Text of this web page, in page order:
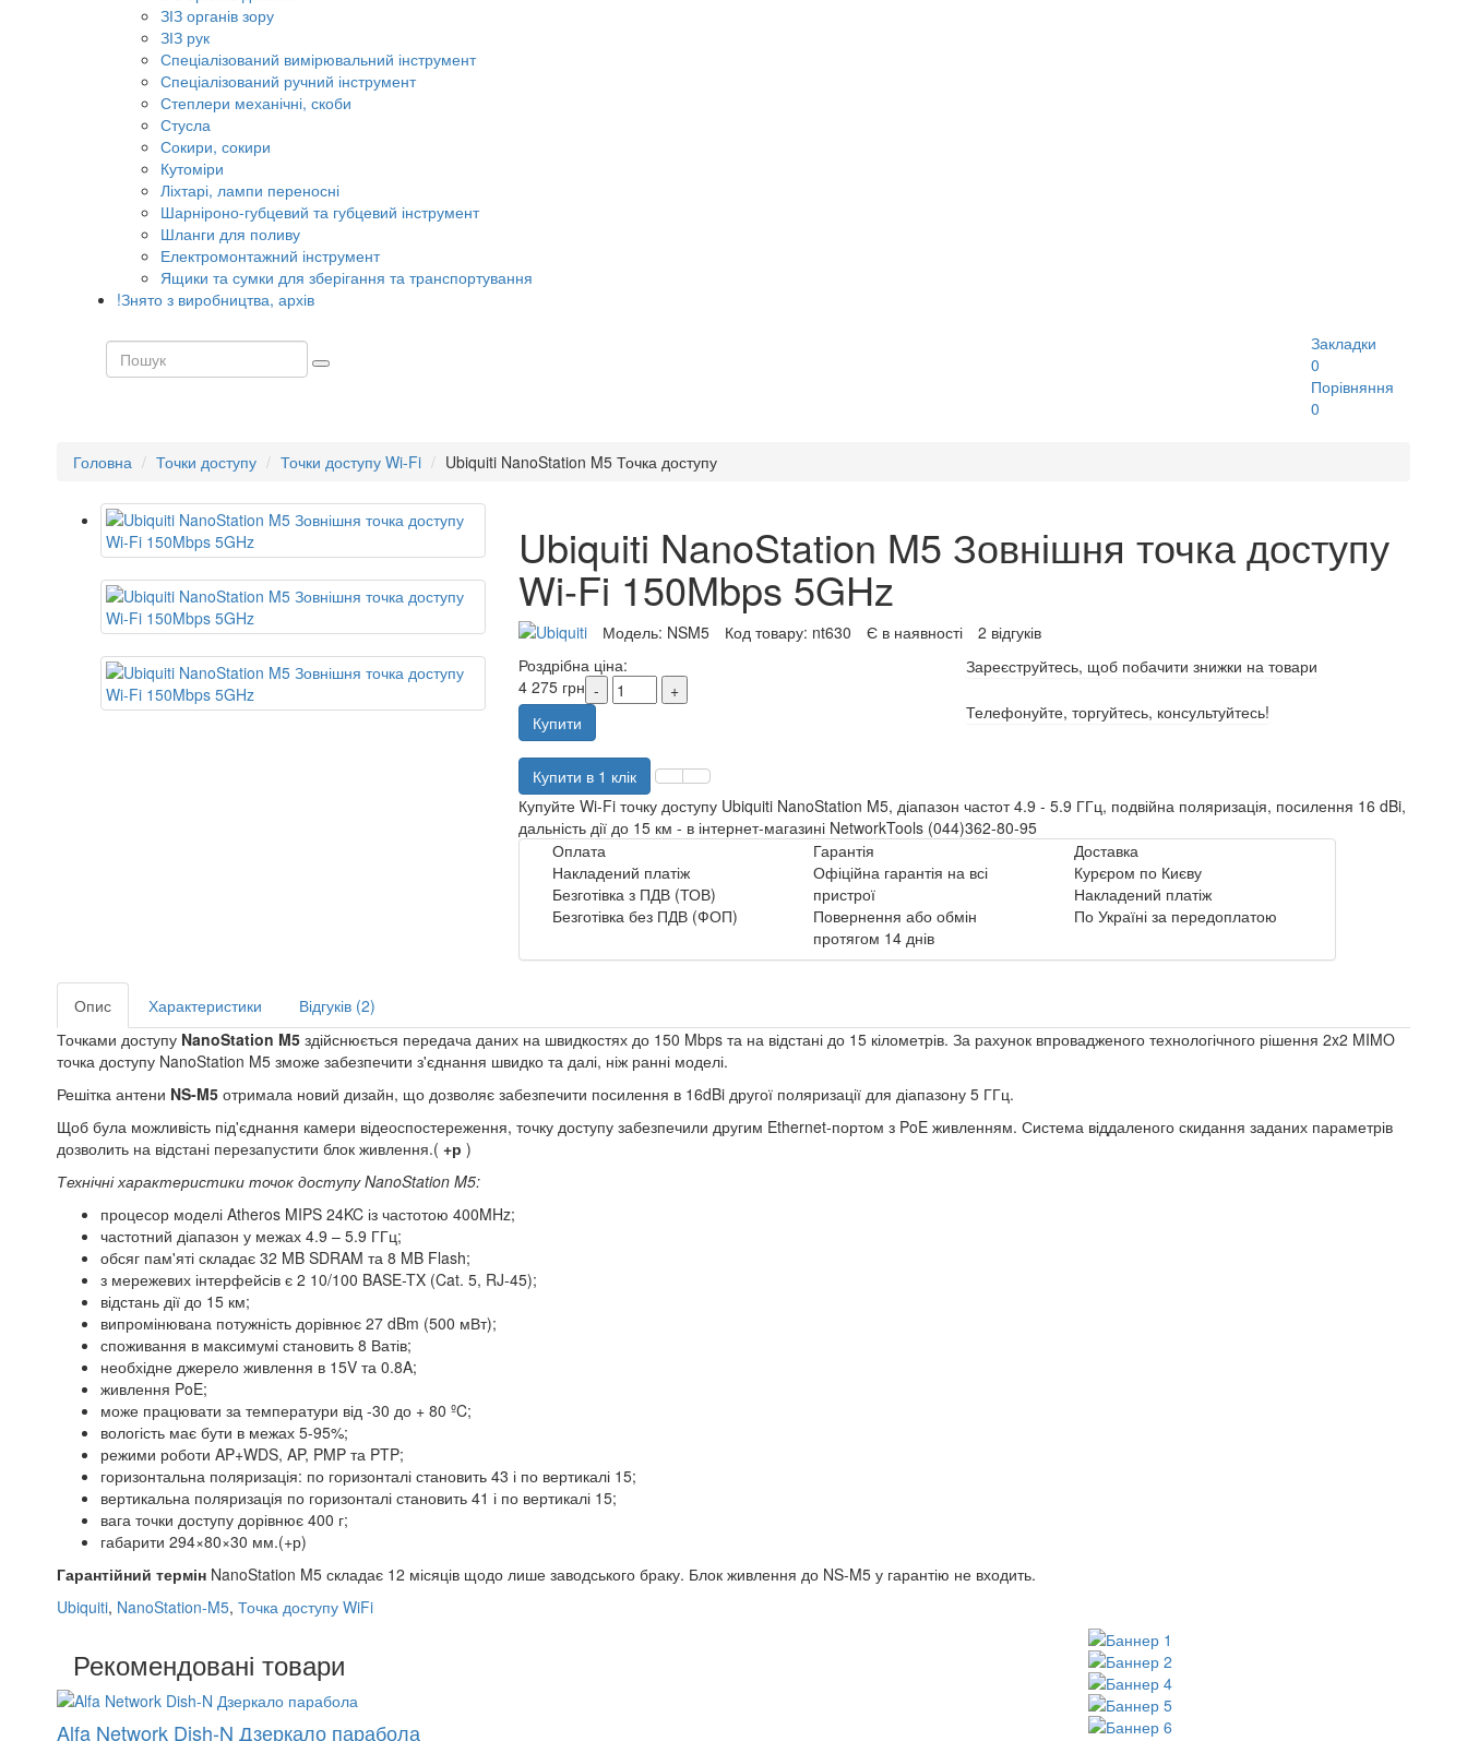
ЗІЗ органів зору
ЗІЗ рук
Спеціалізований вимірювальний інструмент
Спеціалізований ручний інструмент
Степлери механічні, скоби
Стусла
Сокири, сокири
Кутоміри
Ліхтарі, лампи переносні
Шарніроно-губцевий та губцевий інструмент
Шланги для поливу
Електромонтажний інструмент
Ящики та сумки для зберігання та транспортування
!Знято з виробництва, архів
Закладки
0
Порівняння
0
Головна Точки доступу Точки доступу Wi-Fi Ubiquiti NanoStation M5 Точка доступу
Ubiquiti NanoStation M5 Зовнішня точка доступу
Wi-Fi 150Mbps 5GHz
Модель: NSM5 Код товару: nt630 Є в наявності
2 відгуків
Роздрібна ціна:
4 275 грн
Купити
Купити в 1 клік
Зареєструйтесь, щоб побачити знижки на товари
Телефонуйте, торгуйтесь, консультуйтесь!
Купуйте Wi-Fi точку доступу Ubiquiti NanoStation M5, діапазон частот 4.9 - 5.9 ГГц, подвійна поляризація, посилення 16 dBi,
дальність дії до 15 км - в інтернет-магазині NetworkTools (044)362-80-95
Оплата
Накладений платіж
Безготівка з ПДВ (ТОВ)
Безготівка без ПДВ (ФОП)
Гарантія
Офіційна гарантія на всі
пристрої
Повернення або обмін
протягом 14 днів
Доставка
Курєром по Києву
Накладений платіж
По Україні за передоплатою
Опис Характеристики
Відгуків (2)
Точками доступу NanoStation M5 здійснюється передача даних на швидкостях до 150 Mbps та на відстані до 15 кілометрів. За рахунок впровадженого технологічного рішення 2x2 MIMO
точка доступу NanoStation M5 зможе забезпечити з'єднання швидко та далі, ніж ранні моделі.
Решітка антени NS-M5 отримала новий дизайн, що дозволяє забезпечити посилення в 16dBi другої поляризації для діапазону 5 ГГц.
Щоб була можливість під'єднання камери відеоспостереження, точку доступу забезпечили другим Ethernet-портом з PoE живленням. Система віддаленого скидання заданих параметрів
дозволить на відстані перезапустити блок живлення.( +р )
Технічні характеристики точок доступу NanoStation M5:
процесор моделі Atheros MIPS 24KC із частотою 400MHz;
частотний діапазон у межах 4.9 – 5.9 ГГц;
обсяг пам'яті складає 32 MB SDRAM та 8 MB Flash;
з мережевих інтерфейсів є 2 10/100 BASE-TX (Cat. 5, RJ-45);
відстань дії до 15 км;
випромінювана потужність дорівнює 27 dBm (500 мВт);
споживання в максимумі становить 8 Ватів;
необхідне джерело живлення в 15V та 0.8A;
живлення PoE;
може працювати за температури від -30 до + 80 ºC;
вологість має бути в межах 5-95%;
режими роботи AP+WDS, AP, PMP та PTP;
горизонтальна поляризація: по горизонталі становить 43 і по вертикалі 15;
вертикальна поляризація по горизонталі становить 41 і по вертикалі 15;
вага точки доступу дорівнює 400 г;
габарити 294×80×30 мм.(+р)
Гарантійний термін NanoStation M5 складає 12 місяців щодо лише заводського браку. Блок живлення до NS-M5 у гарантію не входить.
Ubiquiti, NanoStation-M5, Точка доступу WiFi
Рекомендовані товари
Alfa Network Dish-N Дзеркало парабола